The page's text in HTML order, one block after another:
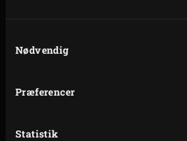
Nødvendig
Præferencer
Statistik
E-MAILADRESSE